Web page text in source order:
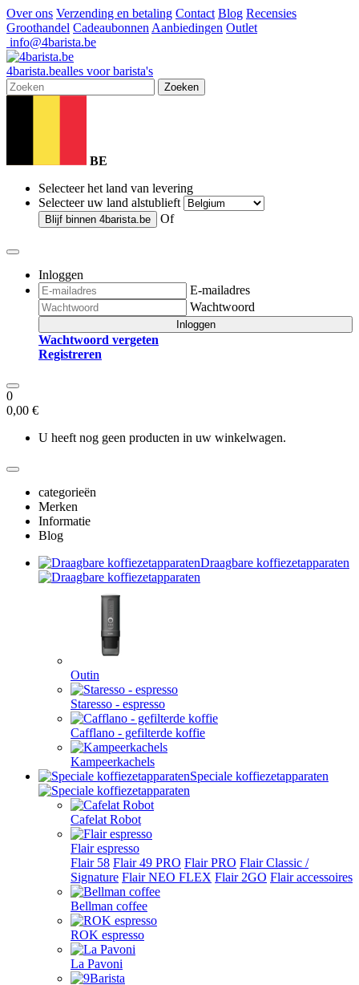
Over ons Verzending en betaling Contact Blog Recensies
Groothandel Cadeaubonnen Aanbiedingen Outlet
info@4barista.be
4barista.bealles voor barista's
Zoeken
BE
Selecteer het land van levering
Selecteer uw land alstublieft
Blijf binnen 4barista.be Of
Inloggen
E-mailadres
Wachtwoord
Inloggen
Wachtwoord vergeten
Registreren
0
0,00 €
U heeft nog geen producten in uw winkelwagen.
categorieën
Merken
Informatie
Blog
Draagbare koffiezetapparaten
Outin
Staresso - espresso
Cafflano - gefilterde koffie
Kampeerkachels
Speciale koffiezetapparaten
Cafelat Robot
Flair espresso
Flair 58 Flair 49 PRO Flair PRO Flair Classic /
Signature Flair NEO FLEX Flair 2GO Flair accessoires
Bellman coffee
ROK espresso
La Pavoni